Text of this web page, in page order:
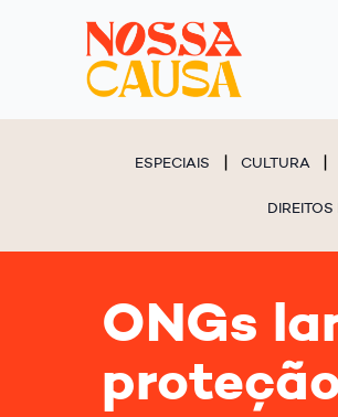
ESPECIAIS CULTURA
ONGs